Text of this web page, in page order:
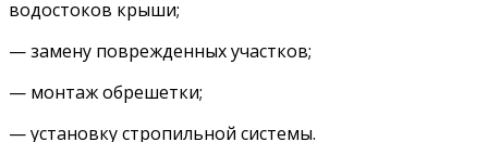
водостоков крыши;
— замену поврежденных участков;
— монтаж обрешетки;
— установку стропильной системы.